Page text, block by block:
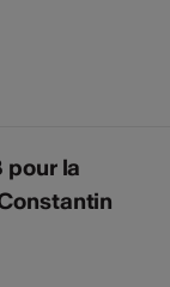
pour la